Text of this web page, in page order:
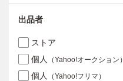
出品者
ストア
個人
（Yahoo!オークション）
個人 （Yahoo!フリマ）